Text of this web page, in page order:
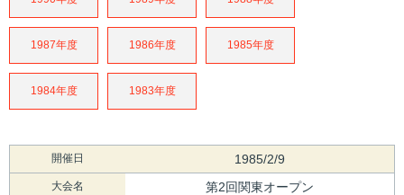
1987年度 1986年度 1985年度
1984年度 1983年度
開催日 1985/2/9
大会名 第2回関東オープン